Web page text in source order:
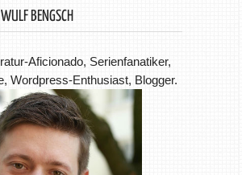
BENGSCH
Aficionado, Serienfanatiker,
Wordpress-Enthusiast, Blogger.